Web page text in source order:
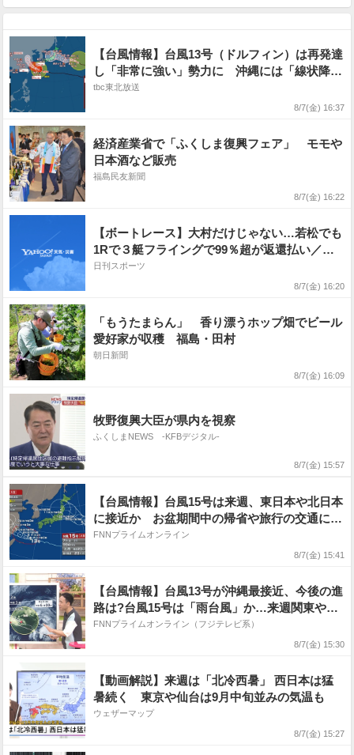
【台風情報】台風13号（ドルフィン）は再発達
し「非常に強い」勢力に 沖縄には「線状降水
帯直前予測」 台風15号（チャンホン）は11日
頃に関東〜東北の太平洋側に上陸か【雨風シミ
tbc東北放送
8/7(金) 16:37
経済産業省で「ふくしま復興フェア」 モモや
日本酒など販売
福島民友新聞
8/7(金) 16:22
【ボートレース】大村だけじゃない…若松でも
1Rで３艇フライングで99％超が返還払い／若
松
日刊スポーツ
8/7(金) 16:20
「もうたまらん」 香り漂うホップ畑でビール
愛好家が収穫 福島・田村
朝日新聞
8/7(金) 16:09
牧野復興大臣が県内を視察
ふくしまNEWS -KFBデジタル-
8/7(金) 15:57
【台風情報】台風15号は来週、東日本や北日本
に接近か お盆期間中の帰省や旅行の交通に影
響がでるおそれ 進路予想にはまだ幅があり動
FNNプライムオンライン
8/7(金) 15:41
【台風情報】台風13号が沖縄最接近、今後の進
路は?台風15号は「雨台風」か…来週関東や北
日本直撃の可能性 天達武史気象予報士解説
FNNプライムオンライン（フジテレビ系）
8/7(金) 15:30
【動画解説】来週は「北冷西暑」 西日本は猛
暑続く 東京や仙台は9月中旬並みの気温も
ウェザーマップ
8/7(金) 15:27